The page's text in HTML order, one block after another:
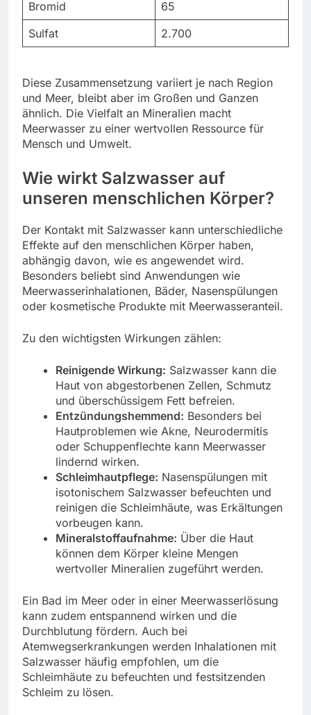
Bromid
65
Sulfat
2.700
Diese Zusammensetzung variiert je nach Region
und Meer, bleibt aber im Großen und Ganzen
ähnlich. Die Vielfalt an Mineralien macht
Meerwasser zu einer wertvollen Ressource für
Mensch und Umwelt.
Wie wirkt Salzwasser auf
unseren menschlichen Körper?
Der Kontakt mit Salzwasser kann unterschiedliche
Effekte auf den menschlichen Körper haben,
abhängig davon, wie es angewendet wird.
Besonders beliebt sind Anwendungen wie
Meerwasserinhalationen, Bäder, Nasenspülungen
oder kosmetische Produkte mit Meerwasseranteil.
Zu den wichtigsten Wirkungen zählen:
Reinigende Wirkung: Salzwasser kann die
Haut von abgestorbenen Zellen, Schmutz
und überschüssigem Fett befreien.
Entzündungshemmend: Besonders bei
Hautproblemen wie Akne, Neurodermitis
oder Schuppenflechte kann Meerwasser
lindernd wirken.
Schleimhautpflege: Nasenspülungen mit
isotonischem Salzwasser befeuchten und
reinigen die Schleimhäute, was Erkältungen
vorbeugen kann.
Mineralstoffaufnahme: Über die Haut
können dem Körper kleine Mengen
wertvoller Mineralien zugeführt werden.
Ein Bad im Meer oder in einer Meerwasserlösung
kann zudem entspannend wirken und die
Durchblutung fördern. Auch bei
Atemwegserkrankungen werden Inhalationen mit
Salzwasser häufig empfohlen, um die
Schleimhäute zu befeuchten und festsitzenden
Schleim zu lösen.